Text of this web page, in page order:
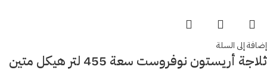
إضافة إلى السلة
ثلاجة أريستون نوفروست سعة 455 لتر هيكل متين